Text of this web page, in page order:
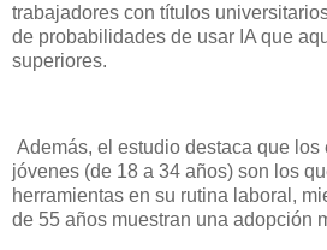
trabajadores con títulos
de probabilidades de usar IA que
superiores.
Además, el estudio destaca que los
jóvenes (de 18 a 34 años) son los
herramientas en su rutina laboral,
de 55 años muestran una adopción